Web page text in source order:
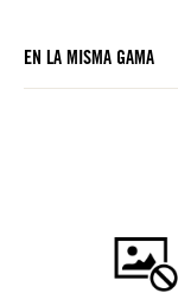
EN LA MISMA GAMA